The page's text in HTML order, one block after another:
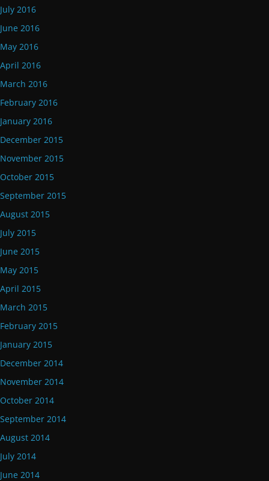
July 2016
June 2016
May 2016
April 2016
March 2016
February 2016
January 2016
December 2015
November 2015
October 2015
September 2015
August 2015
July 2015
June 2015
May 2015
April 2015
March 2015
February 2015
January 2015
December 2014
November 2014
October 2014
September 2014
August 2014
July 2014
June 2014